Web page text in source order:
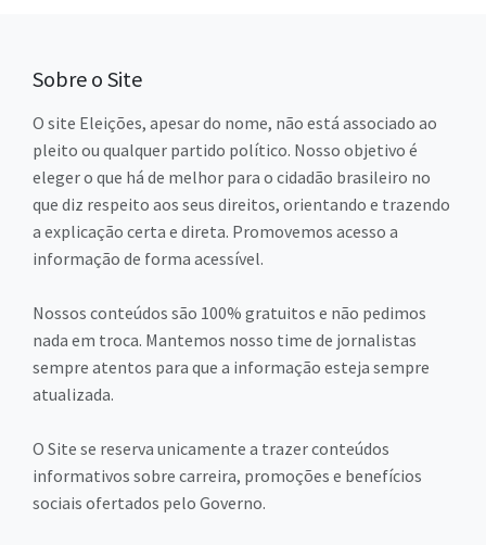
Sobre o Site
O site Eleições, apesar do nome, não está associado ao
pleito ou qualquer partido político. Nosso objetivo é
eleger o que há de melhor para o cidadão brasileiro no
que diz respeito aos seus direitos, orientando e trazendo
a explicação certa e direta. Promovemos acesso a
informação de forma acessível.
Nossos conteúdos são 100% gratuitos e não pedimos
nada em troca. Mantemos nosso time de jornalistas
sempre atentos para que a informação esteja sempre
atualizada.
O Site se reserva unicamente a trazer conteúdos
informativos sobre carreira, promoções e benefícios
sociais ofertados pelo Governo.